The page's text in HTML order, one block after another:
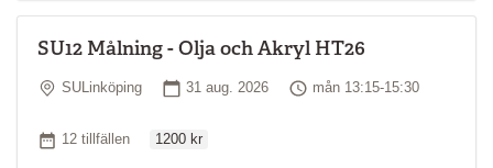
SU12 Målning - Olja och Akryl HT26
Plats
SULinköping Startdatum
31 aug. 2026 Tid
mån 13:15-15:30
Antal tillfällen
12 tillfällen 1200 kr